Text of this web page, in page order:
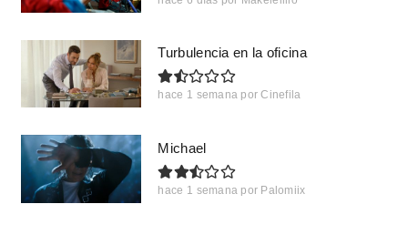
Turbulencia en la oficina
hace 1 semana por Cinefila
Michael
hace 1 semana por Palomiix